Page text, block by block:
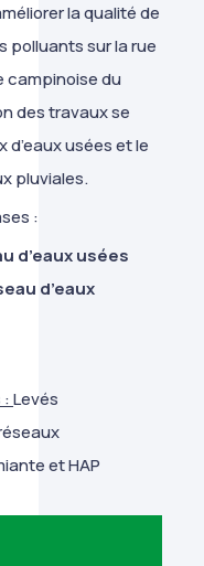
la qualité de
polluants sur la rue
campinoise du
des travaux se
usées et le
pluviales.
:
d’eaux usées
d’eaux
:Levés
et HAP